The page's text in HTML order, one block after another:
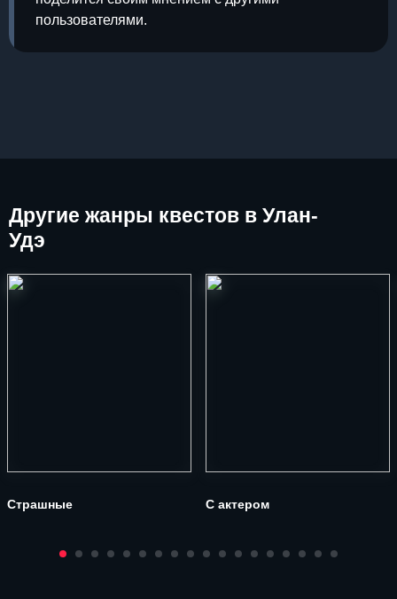
пользователями.
Другие жанры квестов в Улан-
Удэ
Страшные С актером